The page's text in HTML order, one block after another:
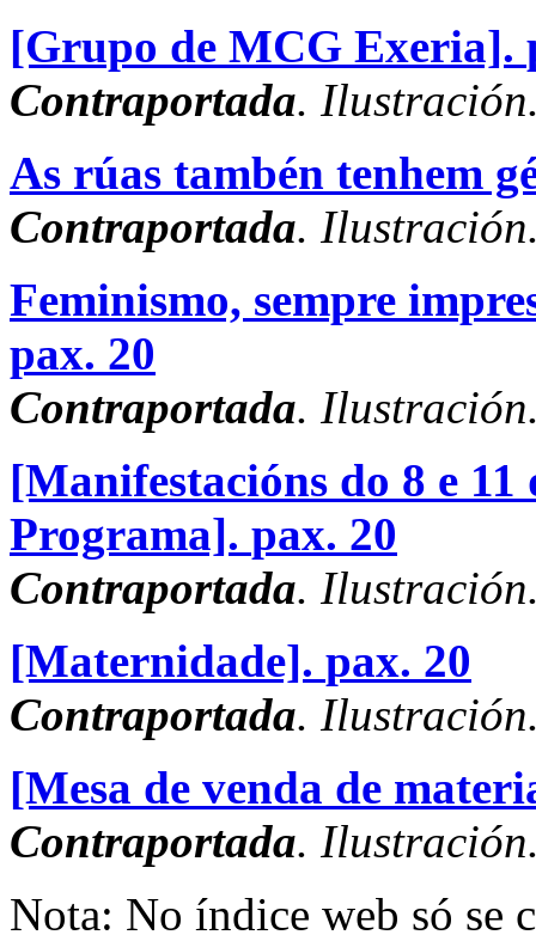
[Grupo de MCG Exeria].
Contraportada.
As rúas tambén tenhem
Contraportada.
Feminismo, sempre
pax. 20
Contraportada.
[Manifestacións do 8 e
Programa]. pax. 20
Contraportada.
[Maternidade]. pax. 20
Contraportada.
[Mesa de venda de
Contraportada.
Nota: No índice web só se